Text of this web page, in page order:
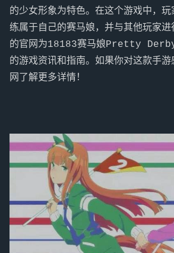
的少女形象为特色。在这个游戏中，玩
练属于自己的赛马娘，并与其他玩家
的官网为18183赛马娘Pretty Derby
的游戏资讯和指南。如果你对这款手